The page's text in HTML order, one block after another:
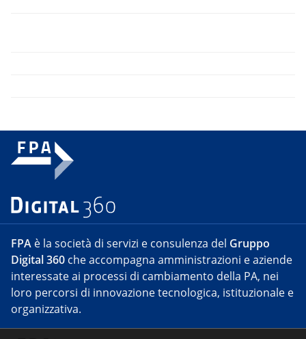
FPA è la società di servizi e consulenza del Gruppo
Digital 360 che accompagna amministrazioni e aziende
interessate ai processi di cambiamento della PA, nei
loro percorsi di innovazione tecnologica, istituzionale e
organizzativa.